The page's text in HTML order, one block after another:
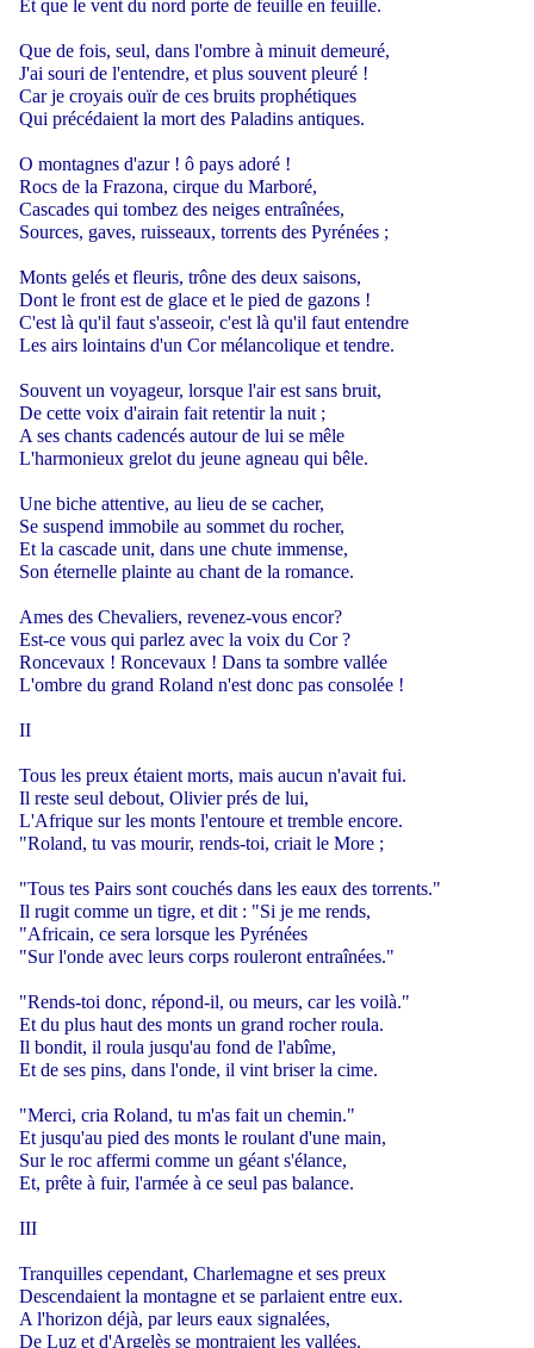
Et que le vent du nord porte de feuille en feuille.
Que de fois, seul, dans l'ombre à minuit demeuré,
J'ai souri de l'entendre, et plus souvent pleuré !
Car je croyais ouïr de ces bruits prophétiques
Qui précédaient la mort des Paladins antiques.
O montagnes d'azur ! ô pays adoré !
Rocs de la Frazona, cirque du Marboré,
Cascades qui tombez des neiges entraînées,
Sources, gaves, ruisseaux, torrents des Pyrénées ;
Monts gelés et fleuris, trône des deux saisons,
Dont le front est de glace et le pied de gazons !
C'est là qu'il faut s'asseoir, c'est là qu'il faut entendre
Les airs lointains d'un Cor mélancolique et tendre.
Souvent un voyageur, lorsque l'air est sans bruit,
De cette voix d'airain fait retentir la nuit ;
A ses chants cadencés autour de lui se mêle
L'harmonieux grelot du jeune agneau qui bêle.
Une biche attentive, au lieu de se cacher,
Se suspend immobile au sommet du rocher,
Et la cascade unit, dans une chute immense,
Son éternelle plainte au chant de la romance.
Ames des Chevaliers, revenez-vous encor?
Est-ce vous qui parlez avec la voix du Cor ?
Roncevaux ! Roncevaux ! Dans ta sombre vallée
L'ombre du grand Roland n'est donc pas consolée !
II
Tous les preux étaient morts, mais aucun n'avait fui.
Il reste seul debout, Olivier prés de lui,
L'Afrique sur les monts l'entoure et tremble encore.
"Roland, tu vas mourir, rends-toi, criait le More ;
"Tous tes Pairs sont couchés dans les eaux des torrents."
Il rugit comme un tigre, et dit : "Si je me rends,
"Africain, ce sera lorsque les Pyrénées
"Sur l'onde avec leurs corps rouleront entraînées."
"Rends-toi donc, répond-il, ou meurs, car les voilà."
Et du plus haut des monts un grand rocher roula.
Il bondit, il roula jusqu'au fond de l'abîme,
Et de ses pins, dans l'onde, il vint briser la cime.
"Merci, cria Roland, tu m'as fait un chemin."
Et jusqu'au pied des monts le roulant d'une main,
Sur le roc affermi comme un géant s'élance,
Et, prête à fuir, l'armée à ce seul pas balance.
III
Tranquilles cependant, Charlemagne et ses preux
Descendaient la montagne et se parlaient entre eux.
A l'horizon déjà, par leurs eaux signalées,
De Luz et d'Argelès se montraient les vallées.